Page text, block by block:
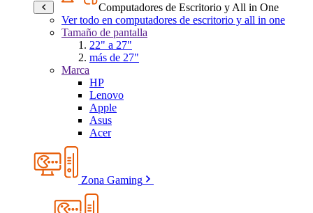
Computadores de Escritorio y All in One
Ver todo en computadores de escritorio y all in one
Tamaño de pantalla
22" a 27"
más de 27"
Marca
HP
Lenovo
Apple
Asus
Acer
Zona Gaming